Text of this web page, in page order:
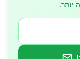
יותר.